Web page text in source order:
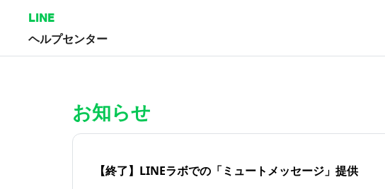
LINE
ヘルプセンター
お知らせ
【終了】LINEラボでの「ミュートメッセージ」提供